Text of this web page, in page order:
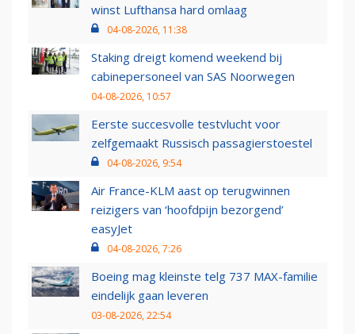
winst Lufthansa hard omlaag
04-08-2026, 11:38
Staking dreigt komend weekend bij
cabinepersoneel van SAS Noorwegen
04-08-2026, 10:57
Eerste succesvolle testvlucht voor
zelfgemaakt Russisch passagierstoestel
04-08-2026, 9:54
Air France-KLM aast op terugwinnen
reizigers van ‘hoofdpijn bezorgend’
easyJet
04-08-2026, 7:26
Boeing mag kleinste telg 737 MAX-familie
eindelijk gaan leveren
03-08-2026, 22:54